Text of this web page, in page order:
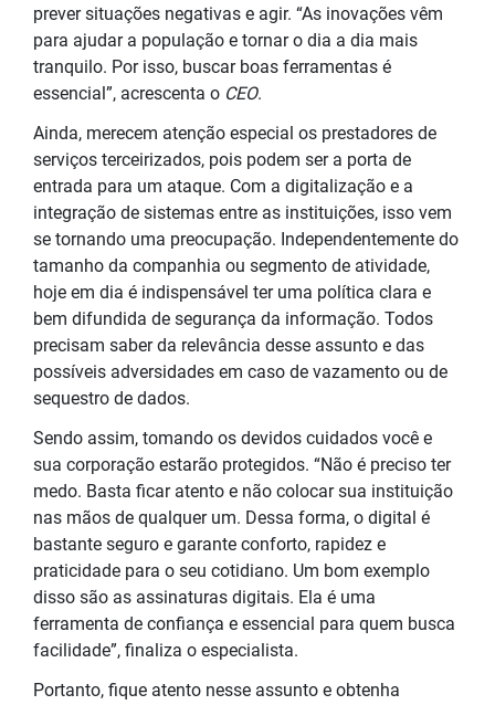
prever situações negativas e agir. “As inovações vêm
para ajudar a população e tornar o dia a dia mais
tranquilo. Por isso, buscar boas ferramentas é
essencial”, acrescenta o CEO.
Ainda, merecem atenção especial os prestadores de
serviços terceirizados, pois podem ser a porta de
entrada para um ataque. Com a digitalização e a
integração de sistemas entre as instituições, isso vem
se tornando uma preocupação. Independentemente do
tamanho da companhia ou segmento de atividade,
hoje em dia é indispensável ter uma política clara e
bem difundida de segurança da informação. Todos
precisam saber da relevância desse assunto e das
possíveis adversidades em caso de vazamento ou de
sequestro de dados.
Sendo assim, tomando os devidos cuidados você e
sua corporação estarão protegidos. “Não é preciso ter
medo. Basta ficar atento e não colocar sua instituição
nas mãos de qualquer um. Dessa forma, o digital é
bastante seguro e garante conforto, rapidez e
praticidade para o seu cotidiano. Um bom exemplo
disso são as assinaturas digitais. Ela é uma
ferramenta de confiança e essencial para quem busca
facilidade”, finaliza o especialista.
Portanto, fique atento nesse assunto e obtenha